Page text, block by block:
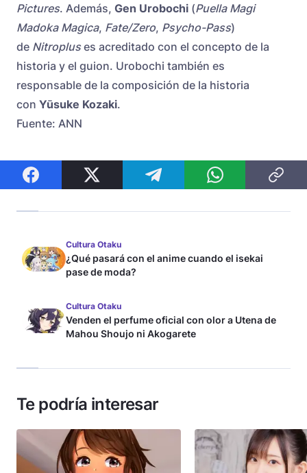
Pictures. Además, Gen Urobochi (Puella Magi
Madoka Magica, Fate/Zero, Psycho-Pass)
de Nitropluses acreditado con el concepto de la
historia y el guion. Urobochi también es
responsable de la composición de la historia
con Yūsuke Kozaki.
Fuente: ANN
Cultura Otaku
¿Qué pasará con el anime cuando el isekai
pase de moda?
Cultura Otaku
Venden el perfume oficial con olor a Utena de
Mahou Shoujo ni Akogarete
Te podría interesar